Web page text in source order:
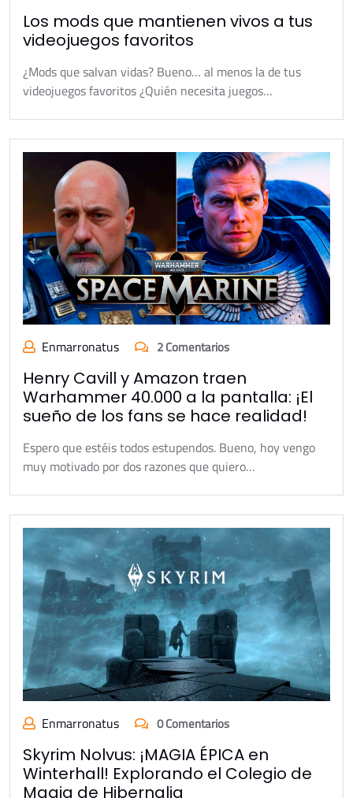
Los mods que mantienen vivos a tus
videojuegos favoritos
¿Mods que salvan vidas? Bueno… al menos la de tus
videojuegos favoritos ¿Quién necesita juegos…
Enmarronatus 2 Comentarios
Henry Cavill y Amazon traen
Warhammer 40.000 a la pantalla: ¡El
sueño de los fans se hace realidad!
Espero que estéis todos estupendos. Bueno, hoy vengo
muy motivado por dos razones que quiero…
Enmarronatus 0 Comentarios
Skyrim Nolvus: ¡MAGIA ÉPICA en
Winterhall! Explorando el Colegio de
Magia de Hibernalia